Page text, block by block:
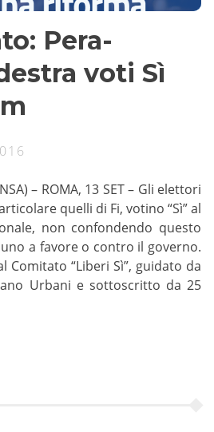
Pera-
voti Sì
– ROMA, 13 SET – Gli elettori
quelli di Fi, votino “Sì” al
non confondendo questo
a favore o contro il governo.
Comitato “Liberi Sì”, guidato da
Urbani e sottoscritto da 25